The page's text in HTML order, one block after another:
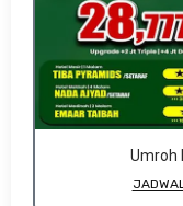
Umroh